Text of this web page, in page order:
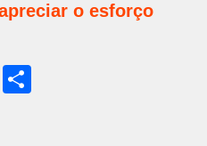
o esforço
W